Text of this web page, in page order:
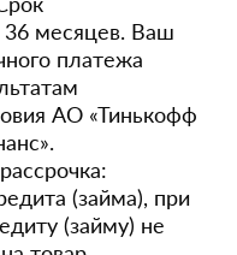
36 месяцев. Ваш
платежа
АО «Тинькофф
(займа), при
(займу) не